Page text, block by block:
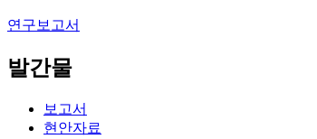
연구보고서
발간물
보고서
현안자료